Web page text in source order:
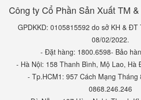
Công ty Cổ Phần Sản Xuất TM
GPDKKD: 0105815592 do sở KH & ĐT
08/02/2022.
- Đặt hàng: 1800.6598- Bảo
- Hà Nội: 158 Thanh Bình, Mộ Lao, Hà
- Tp.HCM1: 957 Cách Mạng Tháng
0868.246.246